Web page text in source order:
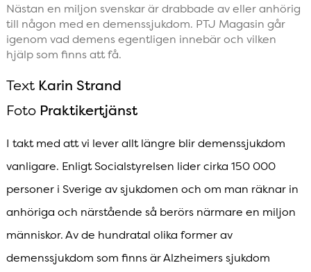
Nästan en miljon svenskar är ­drabbade av eller anhörig
till någon med en demenssjukdom. PTJ ­Magasin går
igenom vad demens egentligen innebär och vilken
hjälp som finns att få.
Text Karin Strand
Foto Praktikertjänst
I takt med att vi lever allt längre blir demenssjukdom
vanligare. Enligt Socialstyrelsen lider cirka 150 000
personer i Sverige av sjukdomen och om man räknar in
anhöriga och närstående så berörs närmare en miljon
människor. Av de hundratal olika former av
demenssjukdom som finns är Alzheimers sjukdom